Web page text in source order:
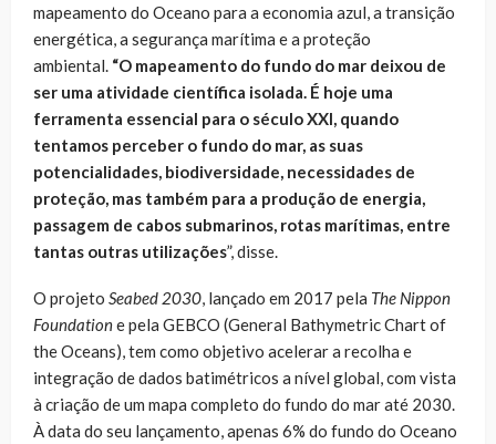
mapeamento do Oceano para a economia azul, a transição
energética, a segurança marítima e a proteção
ambiental. “O mapeamento do fundo do mar deixou de
ser uma atividade científica isolada. É hoje uma
ferramenta essencial para o século XXI, quando
tentamos perceber o fundo do mar, as suas
potencialidades, biodiversidade, necessidades de
proteção, mas também para a produção de energia,
passagem de cabos submarinos, rotas marítimas, entre
tantas outras utilizações”, disse.
O projeto Seabed 2030, lançado em 2017 pela The Nippon
Foundatione pela GEBCO (General Bathymetric Chart of
the Oceans), tem como objetivo acelerar a recolha e
integração de dados batimétricos a nível global, com vista
à criação de um mapa completo do fundo do mar até 2030.
À data do seu lançamento, apenas 6% do fundo do Oceano